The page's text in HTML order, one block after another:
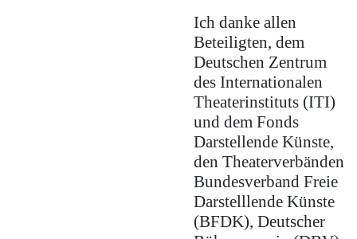
Ich danke allen
Beteiligten, dem
Deutschen Zentrum
des Internationalen
Theaterinstituts (ITI)
und dem Fonds
Darstellende Künste,
den Theaterverbänden
Bundesverband Freie
Darstelllende Künste
(BFDK), Deutscher